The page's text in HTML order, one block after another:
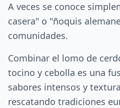
A veces se conoce
casera" o "ñoquis
comunidades.
Combinar el lomo de
tocino y cebolla es una
sabores intensos y
rescatando tradiciones